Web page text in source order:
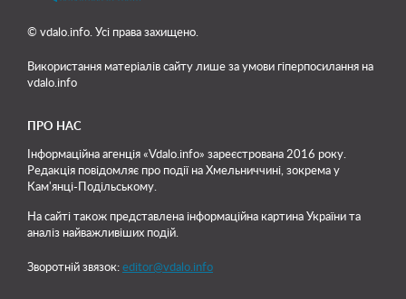
© vdalo.info. Усі права захищено.
Використання матеріалів сайту лише за умови гіперпосилання на
vdalo.info
ПРО НАС
Інформаційна агенція «Vdalo.info» зареєстрована 2016 року.
Редакція повідомляє про події на Хмельниччині, зокрема у
Кам'янці-Подільському.
На сайті також представлена інформаційна картина України та
аналіз найважливіших подій.
Зворотній звязок: editor@vdalo.info